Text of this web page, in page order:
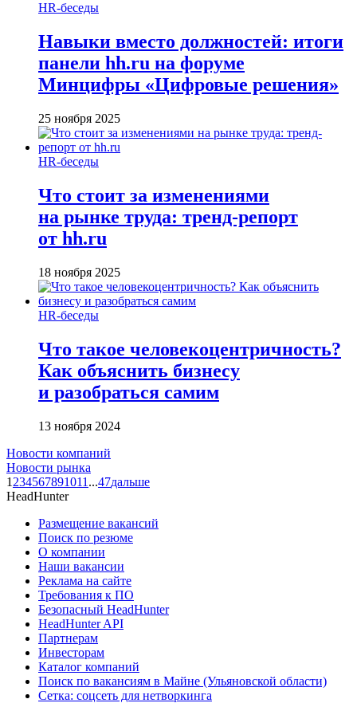
HR-беседы
Навыки вместо должностей: итоги
панели hh.ru на форуме
Минцифры «Цифровые решения»
25 ноября 2025
HR-беседы
Что стоит за изменениями
на рынке труда: тренд-репорт
от hh.ru
18 ноября 2025
HR-беседы
Что такое человеко­центричность?
Как объяснить бизнесу
и разобраться самим
13 ноября 2024
Новости компаний
Новости рынка
1 234567891011 ...47дальше
HeadHunter
Размещение вакансий
Поиск по резюме
О компании
Наши вакансии
Реклама на сайте
Требования к ПО
Безопасный HeadHunter
HeadHunter API
Партнерам
Инвесторам
Каталог компаний
Поиск по вакансиям в Майне (Ульяновской области)
Сетка: соцсеть для нетворкинга